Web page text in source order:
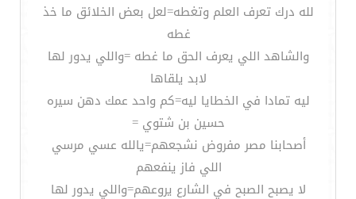
لله درك تعرف العلم وتغطه=لعل بعض الخلائق ما خذ
غطه
والشاهد اللي يعرف الحق ما غطه =واللي يدور لها
لابد يلقاها
ليه تمادا في الخطايا ليه=كم واحد عمك دهن سيره
حسين بن شتوي =
أصحابنا مصر مفروض نشجعهم=يالله عسي مرسي
اللي فاز ينفعهم
لا يصبح الصبح في الشارع يروعهم=واللي يدور لها